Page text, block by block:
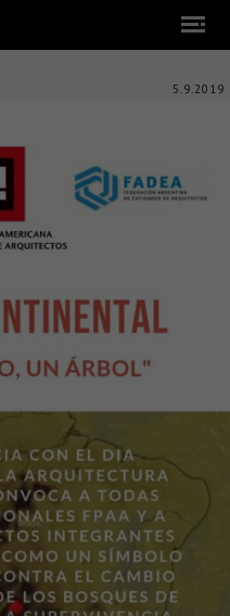
5.9.2019